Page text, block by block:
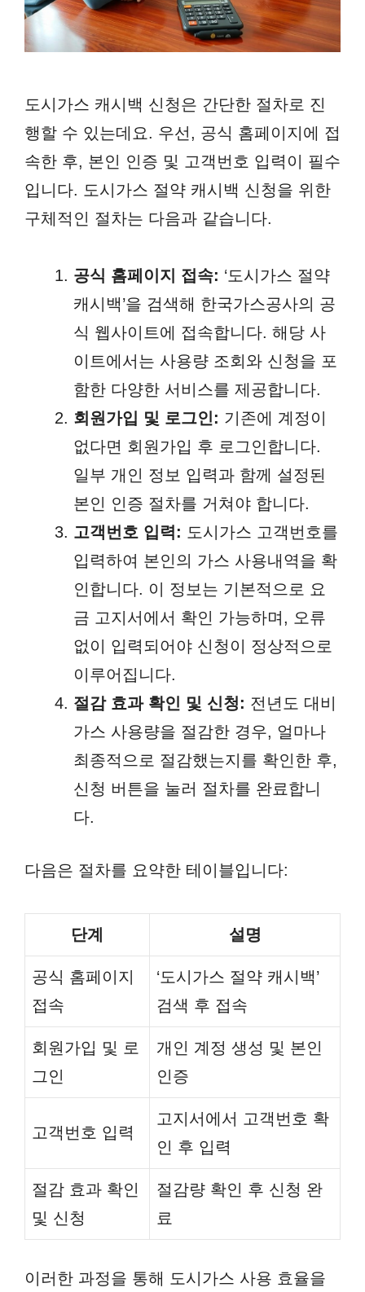
도시가스 캐시백 신청은 간단한 절차로 진
행할 수 있는데요. 우선, 공식 홈페이지에 접
속한 후, 본인 인증 및 고객번호 입력이 필수
입니다. 도시가스 절약 캐시백 신청을 위한
구체적인 절차는 다음과 같습니다.
공식 홈페이지 접속: ‘도시가스 절약
캐시백’을 검색해 한국가스공사의 공
식 웹사이트에 접속합니다. 해당 사
이트에서는 사용량 조회와 신청을 포
함한 다양한 서비스를 제공합니다.
회원가입 및 로그인: 기존에 계정이
없다면 회원가입 후 로그인합니다.
일부 개인 정보 입력과 함께 설정된
본인 인증 절차를 거쳐야 합니다.
고객번호 입력: 도시가스 고객번호를
입력하여 본인의 가스 사용내역을 확
인합니다. 이 정보는 기본적으로 요
금 고지서에서 확인 가능하며, 오류
없이 입력되어야 신청이 정상적으로
이루어집니다.
절감 효과 확인 및 신청: 전년도 대비
가스 사용량을 절감한 경우, 얼마나
최종적으로 절감했는지를 확인한 후,
신청 버튼을 눌러 절차를 완료합니
다.
다음은 절차를 요약한 테이블입니다:
단계 설명
공식 홈페이지
접속
‘도시가스 절약 캐시백’
검색 후 접속
회원가입 및 로
그인
개인 계정 생성 및 본인
인증
고객번호 입력
고지서에서 고객번호 확
인 후 입력
절감 효과 확인
및 신청
절감량 확인 후 신청 완
료
이러한 과정을 통해 도시가스 사용 효율을